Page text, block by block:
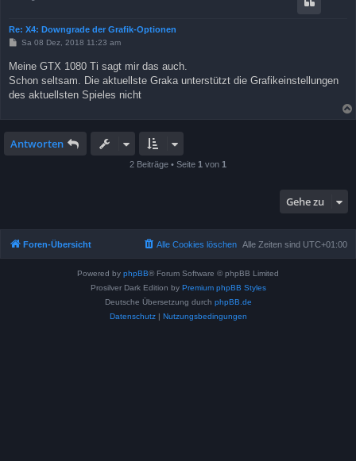
Re: X4: Downgrade der Grafik-Optionen
B
t
r
g
Sa 08 Dez, 2018 11:23 am
Meine GTX 1080 Ti sagt mir das auch.
Schon seltsam. Die aktuellste Graka unterstützt die Grafikeinstellungen
des aktuellsten Spieles nicht
Antworten
2 Beiträge • Seite 1 von 1
Gehe zu
Foren-Übersicht Alle Zeiten sind UTC+01:00
Alle Cookies löschen
Powered by phpBB® Forum Software © phpBB Limited
Prosilver Dark Edition by Premium phpBB Styles
Deutsche Übersetzung durch phpBB.de
Datenschutz| Nutzungsbedingungen